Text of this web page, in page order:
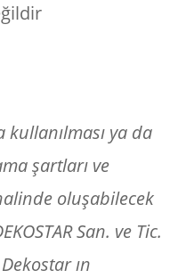
kullanılması ya da
şartları ve
oluşabilecek
San. ve Tic.
Dekostar ın